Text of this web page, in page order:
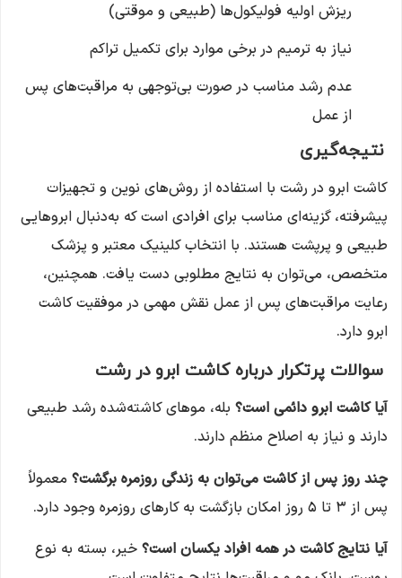
ریزش اولیه فولیکول‌ها (طبیعی و موقتی)
نیاز به ترمیم در برخی موارد برای تکمیل تراکم
عدم رشد مناسب در صورت بی‌توجهی به مراقبت‌های پس
از عمل
نتیجه‌گیری
کاشت ابرو در رشت با استفاده از روش‌های نوین و تجهیزات
پیشرفته، گزینه‌ای مناسب برای افرادی است که به‌دنبال ابروهایی
طبیعی و پرپشت هستند. با انتخاب کلینیک معتبر و پزشک
متخصص، می‌توان به نتایج مطلوبی دست یافت. همچنین،
رعایت مراقبت‌های پس از عمل نقش مهمی در موفقیت کاشت
ابرو دارد.
سوالات پرتکرار درباره کاشت ابرو در رشت
آیا کاشت ابرو دائمی است؟ بله، موهای کاشته‌شده رشد طبیعی
دارند و نیاز به اصلاح منظم دارند.
چند روز پس از کاشت می‌توان به زندگی روزمره برگشت؟ معمولاً
پس از ۳ تا ۵ روز امکان بازگشت به کارهای روزمره وجود دارد.
آیا نتایج کاشت در همه افراد یکسان است؟ خیر، بسته به نوع